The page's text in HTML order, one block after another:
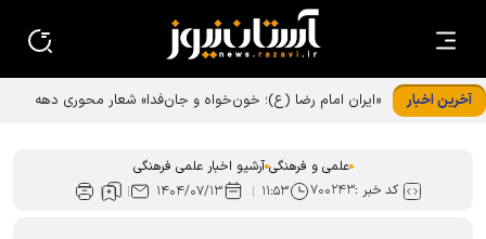
آخرین اخبار
«ایران امام رضا (ع)؛ خون‌خواه و جان‌فدا» شعار محوری دهه
علمی و فرهنگی آرشیو اخبار علمی فرهنگی
کد خبر :۷۰۰۲۴۳ ۱۱:۵۳ ۱۴۰۴/۰۷/۱۳